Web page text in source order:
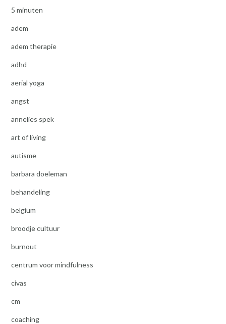
5 minuten
adem
adem therapie
adhd
aerial yoga
angst
annelies spek
art of living
autisme
barbara doeleman
behandeling
belgium
broodje cultuur
burnout
centrum voor mindfulness
civas
cm
coaching